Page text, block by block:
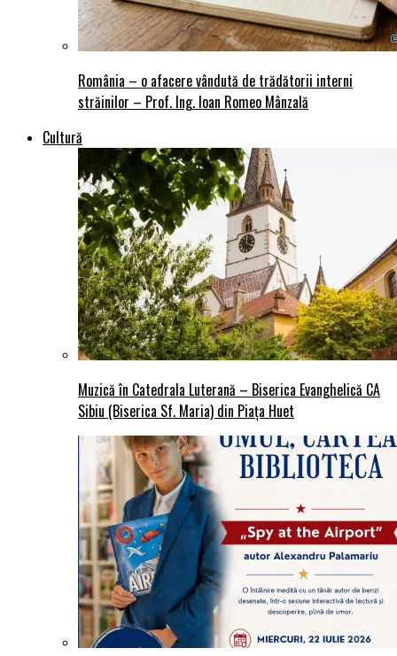
România – o afacere vândută de trădătorii interni
străinilor – Prof. Ing. Ioan Romeo Mânzală
Cultură
Muzică în Catedrala Luterană – Biserica Evanghelică CA
Sibiu (Biserica Sf. Maria) din Piaţa Huet